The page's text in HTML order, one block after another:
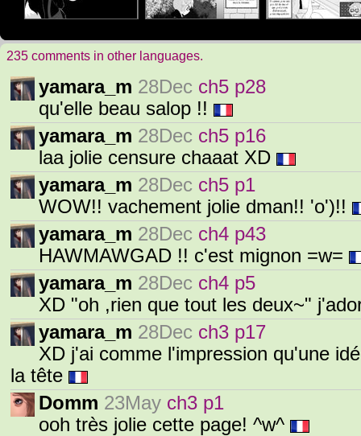
235 comments in other languages.
yamara_m 28Dec ch5 p28
qu'elle beau salop !!
yamara_m 28Dec ch5 p16
laa jolie censure chaaat XD
yamara_m 28Dec ch5 p1
WOW!! vachement jolie dman!! 'o')!!
yamara_m 28Dec ch4 p43
HAWMAWGAD !! c'est mignon =w=
yamara_m 28Dec ch4 p5
XD "oh ,rien que tout les deux~"
yamara_m 28Dec ch3 p17
XD j'ai comme l'impression qu'une
la tête
Domm 23May ch3 p1
ooh très jolie cette page! ^w^